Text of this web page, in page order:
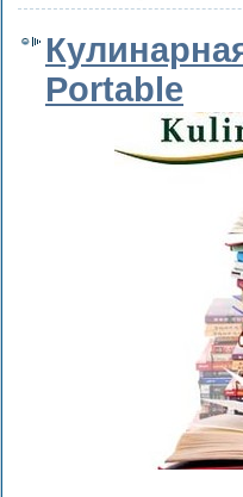
Portable